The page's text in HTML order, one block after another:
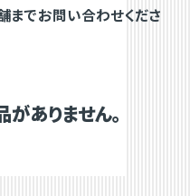
までお問い合わせくださ
ありません。